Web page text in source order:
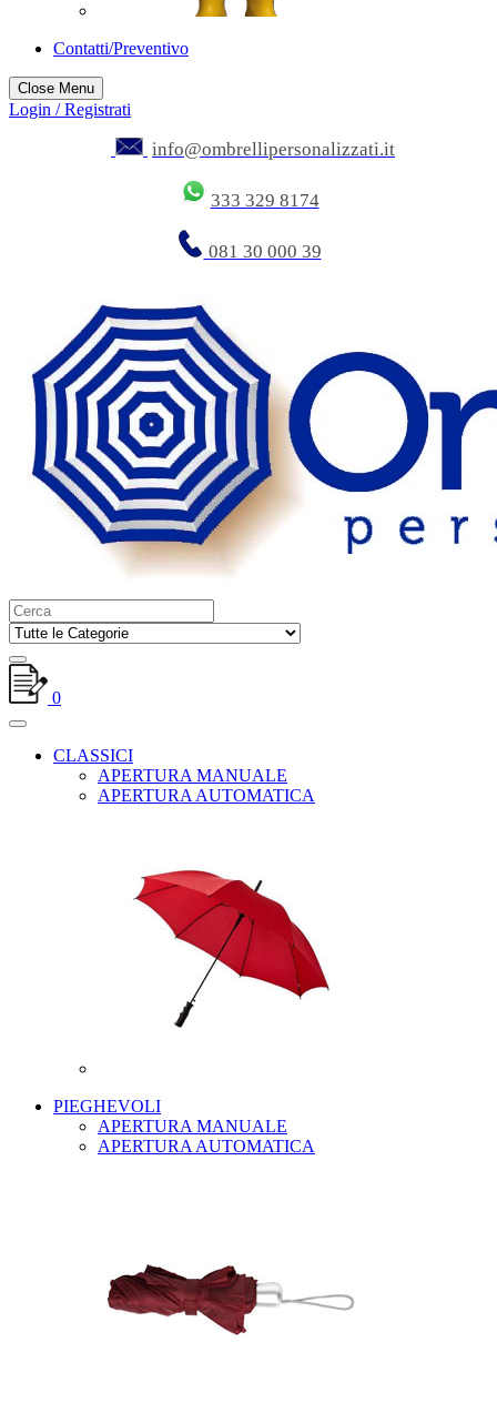
Contatti/Preventivo
Close Menu
Login / Registrati
info@ombrellipersonalizzati.it
333 329 8174
081 30 000 39
0
CLASSICI
APERTURA MANUALE
APERTURA AUTOMATICA
PIEGHEVOLI
APERTURA MANUALE
APERTURA AUTOMATICA